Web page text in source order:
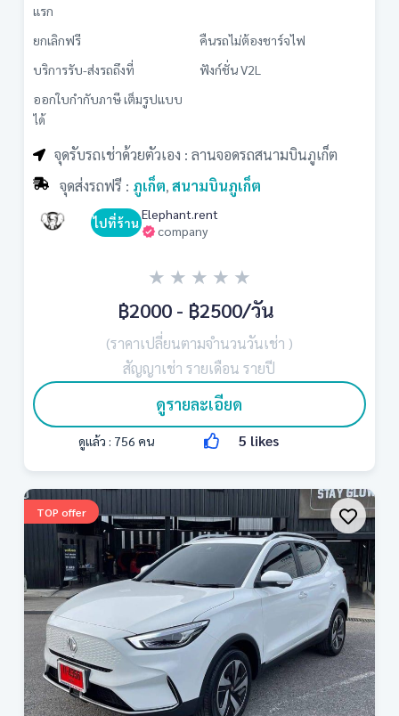
แรก
ยกเลิกฟรี
คืนรถไม่ต้องชาร์จไฟ
บริการรับ-ส่งรถถึงที่
ฟังก์ชั่น V2L
ออกใบกำกับภาษี เต็มรูปแบบ
ได้
จุดรับรถเช่าด้วยตัวเอง : ลานจอดรถสนามบินภูเก็ต
จุดส่งรถฟรี : ภูเก็ต, สนามบินภูเก็ต
ไปที่ร้าน
company
Elephant.rent
฿2000 - ฿2500/วัน
(ราคาเปลี่ยนตามจำนวนวันเช่า )
สัญญาเช่า รายเดือน รายปี
★ ★ ★ ★ ★
ดูรายละเอียด
ดูแล้ว : 756 คน 5 likes
TOP offer